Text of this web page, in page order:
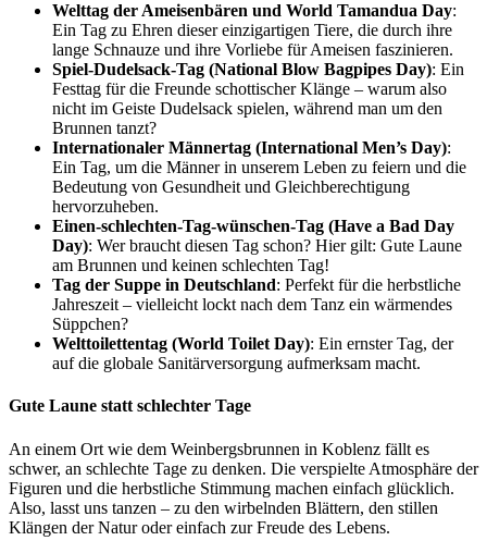
Welttag der Ameisenbären und World Tamandua Day:
Ein Tag zu Ehren dieser einzigartigen Tiere, die durch ihre
lange Schnauze und ihre Vorliebe für Ameisen faszinieren.
Spiel-Dudelsack-Tag (National Blow Bagpipes Day): Ein
Festtag für die Freunde schottischer Klänge – warum also
nicht im Geiste Dudelsack spielen, während man um den
Brunnen tanzt?
Internationaler Männertag (International Men’s Day):
Ein Tag, um die Männer in unserem Leben zu feiern und die
Bedeutung von Gesundheit und Gleichberechtigung
hervorzuheben.
Einen-schlechten-Tag-wünschen-Tag (Have a Bad Day
Day): Wer braucht diesen Tag schon? Hier gilt: Gute Laune
am Brunnen und keinen schlechten Tag!
Tag der Suppe in Deutschland: Perfekt für die herbstliche
Jahreszeit – vielleicht lockt nach dem Tanz ein wärmendes
Süppchen?
Welttoilettentag (World Toilet Day): Ein ernster Tag, der
auf die globale Sanitärversorgung aufmerksam macht.
Gute Laune statt schlechter Tage
An einem Ort wie dem Weinbergsbrunnen in Koblenz fällt es
schwer, an schlechte Tage zu denken. Die verspielte Atmosphäre der
Figuren und die herbstliche Stimmung machen einfach glücklich.
Also, lasst uns tanzen – zu den wirbelnden Blättern, den stillen
Klängen der Natur oder einfach zur Freude des Lebens.